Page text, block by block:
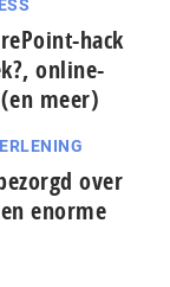
hack
online-
meer)
over
enorme